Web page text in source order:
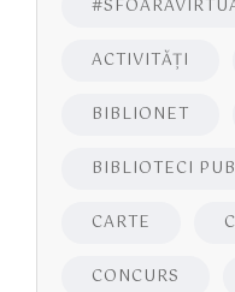
ACTIVITĂŢI
BIBLIONET
BIBLIOTECI
CARTE
CONCURS